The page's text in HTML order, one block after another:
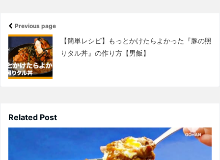
Previous page
【簡単レシピ】もっとかけたらよかった『豚の照
りタル丼』の作り方【男飯】
Related Post